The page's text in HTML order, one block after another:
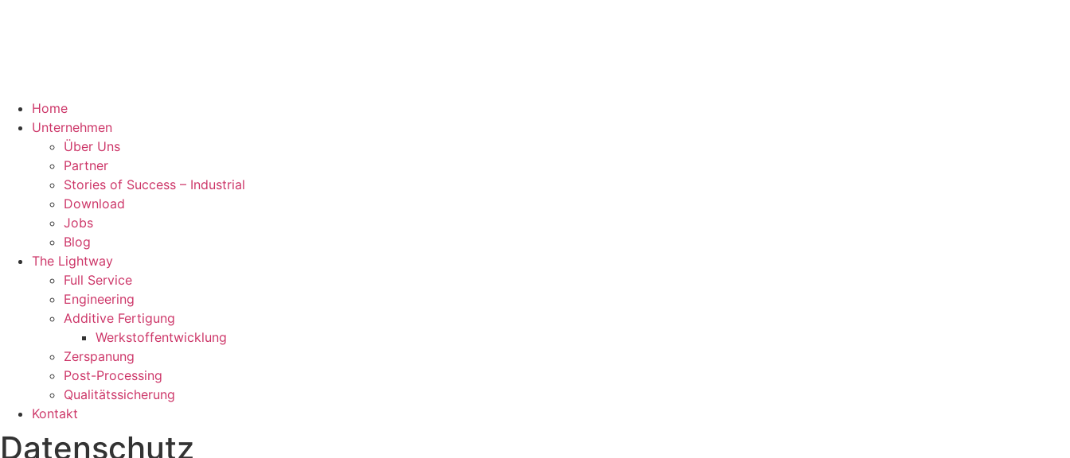
Home
Unternehmen
Über Uns
Partner
Stories of Success – Industrial
Download
Jobs
Blog
The Lightway
Full Service
Engineering
Additive Fertigung
Werkstoffentwicklung
Zerspanung
Post-Processing
Qualitätssicherung
Kontakt
Datenschutz